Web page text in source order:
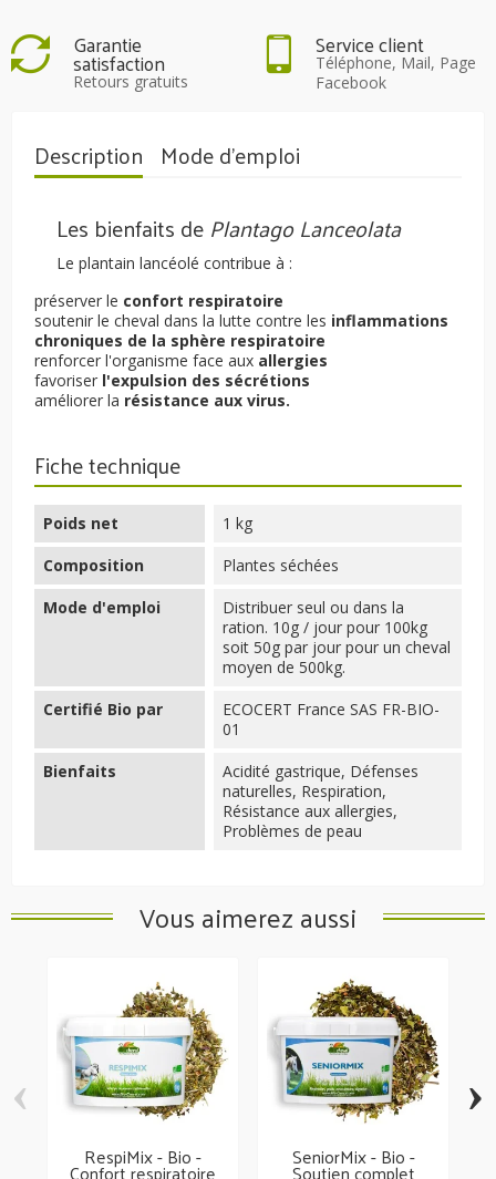
Garantie
satisfaction
Retours gratuits
Service client
Téléphone, Mail, Page
Facebook
Description Mode d'emploi
Les bienfaits dePlantago Lanceolata
Le plantain lancéolé contribue à :
préserver le confort respiratoire
soutenir le cheval dans la lutte contre les inflammations
chroniques de la sphère respiratoire
renforcer l'organisme face aux allergies
favoriser l'expulsion des sécrétions
améliorer la résistance aux virus.
Fiche technique
Poids net
1 kg
Composition
Plantes séchées
Mode d'emploi
Distribuer seul ou dans la
ration. 10g / jour pour 100kg
soit 50g par jour pour un cheval
moyen de 500kg.
Certifié Bio par
ECOCERT France SAS FR-BIO-
01
Bienfaits
Acidité gastrique, Défenses
naturelles, Respiration,
Résistance aux allergies,
Problèmes de peau
Vous aimerez aussi
RespiMix - Bio -
Confort respiratoire
SeniorMix - Bio -
Soutien complet
‹ ›